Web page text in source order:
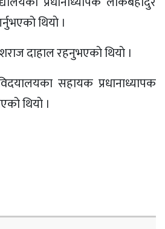
थियाे ।
दाहाल रहनुभएकाे थियाे ।
सहायक प्रधानाध्यापक
थियाे ।